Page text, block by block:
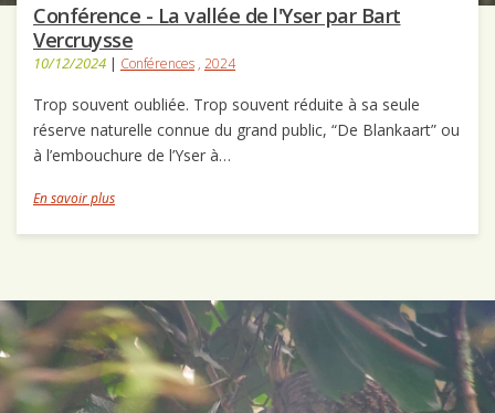
Conférence - La vallée de l'Yser par Bart
Vercruysse
10/12/2024 | Conférences , 2024
Trop souvent oubliée. Trop souvent réduite à sa seule
réserve naturelle connue du grand public, “De Blankaart” ou
à l’embouchure de l’Yser à…
En savoir plus